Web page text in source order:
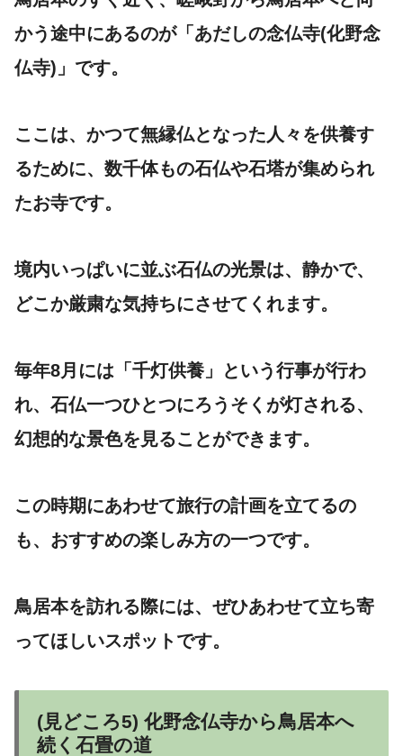
かう途中にあるのが「あだしの念仏寺(化野念
仏寺)」です。
ここは、かつて無縁仏となった人々を供養す
るために、数千体もの石仏や石塔が集められ
たお寺です。
境内いっぱいに並ぶ石仏の光景は、静かで、
どこか厳粛な気持ちにさせてくれます。
毎年8月には「千灯供養」という行事が行わ
れ、石仏一つひとつにろうそくが灯される、
幻想的な景色を見ることができます。
この時期にあわせて旅行の計画を立てるの
も、おすすめの楽しみ方の一つです。
鳥居本を訪れる際には、ぜひあわせて立ち寄
ってほしいスポットです。
(見どころ5) 化野念仏寺から鳥居本へ
続く石畳の道